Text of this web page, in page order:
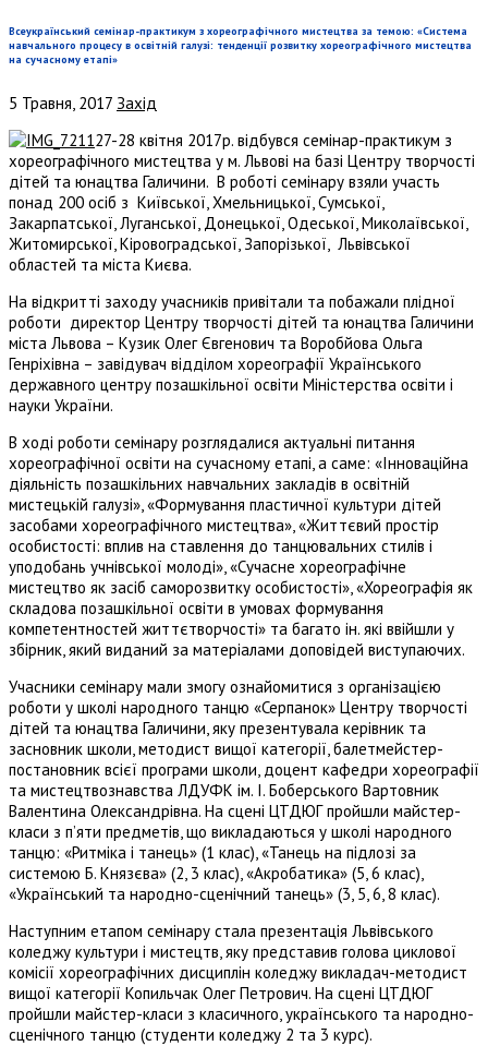
Всеукраїнський семінар-практикум з хореографічного мистецтва за темою: «Система
навчального процесу в освітній галузі: тенденції розвитку хореографічного мистецтва
на сучасному етапі»
5 Травня, 2017 Захід
27-28 квітня 2017р. відбувся семінар-практикум з
хореографічного мистецтва у м. Львові на базі Центру творчості
дітей та юнацтва Галичини. В роботі семінару взяли участь
понад 200 осіб з Київської, Хмельницької, Сумської,
Закарпатської, Луганської, Донецької, Одеської, Миколаївської,
Житомирської, Кіровоградської, Запорізької, Львівської
областей та міста Києва.
На відкритті заходу учасників привітали та побажали плідної
роботи директор Центру творчості дітей та юнацтва Галичини
міста Львова – Кузик Олег Євгенович та Воробйова Ольга
Генріхівна – завідувач відділом хореографії Українського
державного центру позашкільної освіти Міністерства освіти і
науки України.
В ході роботи семінару розглядалися актуальні питання
хореографічної освіти на сучасному етапі, а саме: «Інноваційна
діяльність позашкільних навчальних закладів в освітній
мистецькій галузі», «Формування пластичної культури дітей
засобами хореографічного мистецтва», «Життєвий простір
особистості: вплив на ставлення до танцювальних стилів і
уподобань учнівської молоді», «Сучасне хореографічне
мистецтво як засіб саморозвитку особистості», «Хореографія як
складова позашкільної освіти в умовах формування
компетентностей життєтворчості» та багато ін. які ввійшли у
збірник, який виданий за матеріалами доповідей виступаючих.
Учасники семінару мали змогу ознайомитися з організацією
роботи у школі народного танцю «Серпанок» Центру творчості
дітей та юнацтва Галичини, яку презентувала керівник та
засновник школи, методист вищої категорії, балетмейстер-
постановник всієї програми школи, доцент кафедри хореографії
та мистецтвознавства ЛДУФК ім. І. Боберського Вартовник
Валентина Олександрівна. На сцені ЦТДЮГ пройшли майстер-
класи з п’яти предметів, що викладаються у школі народного
танцю: «Ритміка і танець» (1 клас), «Танець на підлозі за
системою Б. Князєва» (2, 3 клас), «Акробатика» (5, 6 клас),
«Український та народно-сценічний танець» (3, 5, 6, 8 клас).
Наступним етапом семінару стала презентація Львівського
коледжу культури і мистецтв, яку представив голова циклової
комісії хореографічних дисциплін коледжу викладач-методист
вищої категорії Копильчак Олег Петрович. На сцені ЦТДЮГ
пройшли майстер-класи з класичного, українського та народно-
сценічного танцю (студенти коледжу 2 та 3 курс).